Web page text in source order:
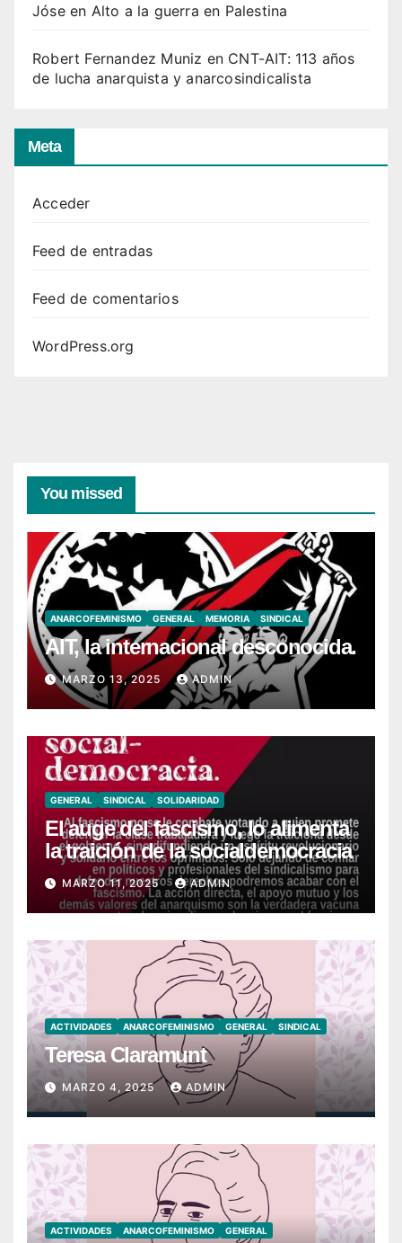
Jóseen Alto a la guerra en Palestina
Robert Fernandez Muniz en CNT-AIT: 113 años
de lucha anarquista y anarcosindicalista
Meta
Acceder
Feed de entradas
Feed de comentarios
WordPress.org
You missed
ANARCOFEMINISMO GENERAL MEMORIA SINDICAL
AIT, la internacional desconocida.
MARZO 13, 2025 ADMIN
GENERAL SINDICAL SOLIDARIDAD
El auge del fascismo, lo alimenta
la traición de la socialdemocracia
MARZO 11, 2025 ADMIN
ACTIVIDADES ANARCOFEMINISMO GENERAL SINDICAL
Teresa Claramunt
MARZO 4, 2025 ADMIN
ACTIVIDADES ANARCOFEMINISMO GENERAL